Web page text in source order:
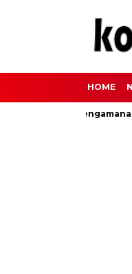
HOME
Untuk Pengamanan